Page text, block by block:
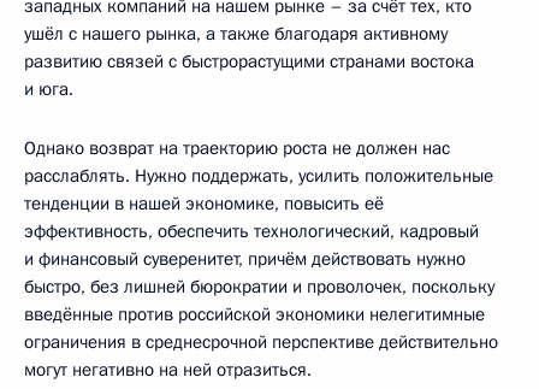
западных компаний на нашем рынке – за счёт тех, кто
ушёл с нашего рынка, а также благодаря активному
развитию связей с быстрорастущими странами востока
и юга.
Однако возврат на траекторию роста не должен нас
расслаблять. Нужно поддержать, усилить положительные
тенденции в нашей экономике, повысить её
эффективность, обеспечить технологический, кадровый
и финансовый суверенитет, причём действовать нужно
быстро, без лишней бюрократии и проволочек, поскольку
введённые против российской экономики нелегитимные
ограничения в среднесрочной перспективе действительно
могут негативно на ней отразиться.